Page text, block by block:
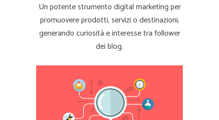
Un potente strumento digital marketing per
promuovere prodotti, servizi o destinazioni,
generando curiosità e interesse tra follower
dei blog.